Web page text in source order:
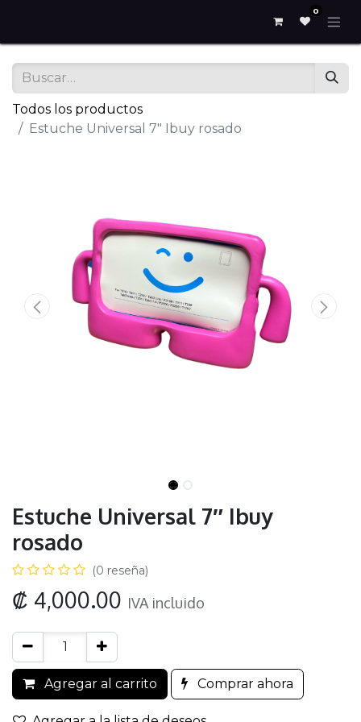
0
Todos los productos
Estuche Universal 7″ Ibuy rosado
Estuche Universal 7″ Ibuy
rosado
(0 reseña)
₡ 4,000.00 IVA incluido
Agregar al carrito Comprar ahora